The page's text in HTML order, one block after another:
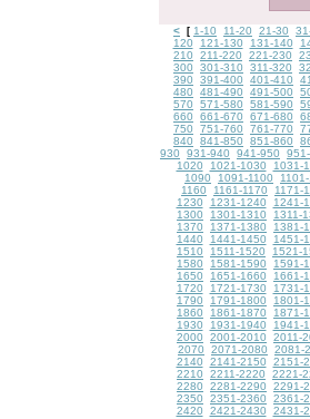
< [ 1-10 11-20 21-30
120
121-130 131-140
210
211-220 221-230
300
301-310 311-320
390
391-400 401-410
480
481-490 491-500
570
571-580 581-590
660
661-670 671-680
750
751-760 761-770
840
841-850 851-860
930
931-940 941-950
1020
1021-1030 1031-
1090
1091-1100
1160
1161-1170 1171-
1230
1231-1240 1241-
1300
1301-1310 1311-
1370
1371-1380 1381-
1440
1441-1450 1451-
1510
1511-1520 1521-
1580
1581-1590 1591-
1650
1651-1660 1661-
1720
1721-1730 1731-
1790
1791-1800 1801-
1860
1861-1870 1871-
1930
1931-1940 1941-
2000
2001-2010 2011-
2070
2071-2080 2081-
2140
2141-2150 2151-
2210
2211-2220 2221-
2280
2281-2290 2291-
2350
2351-2360 2361-
2420
2421-2430 2431-